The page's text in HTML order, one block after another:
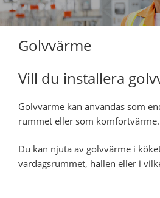
Golvvärme
Vill du installera
Golvvärme kan användas som
rummet eller som komfortvärme.
Du kan njuta av golvvärme i
vardagsrummet, hallen eller i